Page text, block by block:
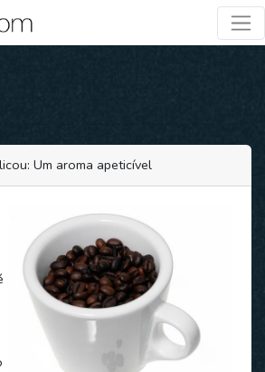
Um aroma apeticível